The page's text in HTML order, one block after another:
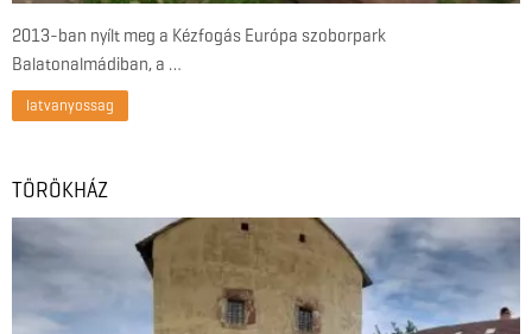
2013-ban nyílt meg a Kézfogás Európa szoborpark
Balatonalmádiban, a …
latvanyossag
TÖRÖKHÁZ